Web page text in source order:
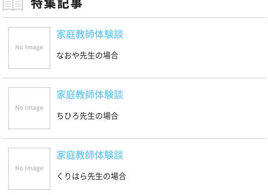
家庭教師体験談
なおや先生の場合
家庭教師体験談
ちひろ先生の場合
家庭教師体験談
くりはら先生の場合